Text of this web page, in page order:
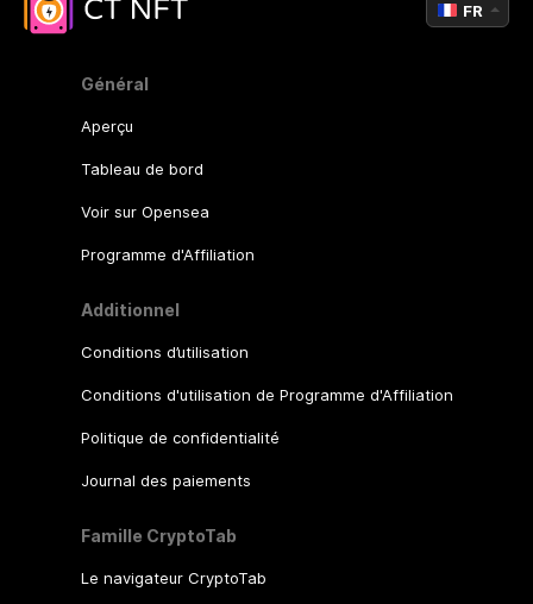
Général
Aperçu
Tableau de bord
Voir sur Opensea
Programme d'Affiliation
Additionnel
Conditions d’utilisation
Conditions d'utilisation de Programme d'Affiliation
Politique de confidentialité
Journal des paiements
Famille CryptoTab
Le navigateur CryptoTab
FR